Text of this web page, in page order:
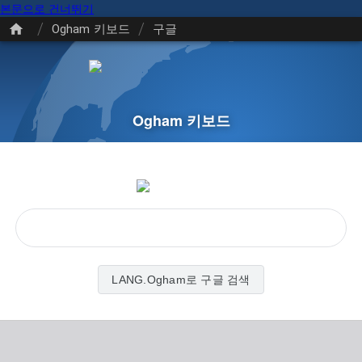
본문으로 건너뛰기
/ Ogham 키보드 / 구글
Ogham 키보드
LANG.Ogham로 구글 검색